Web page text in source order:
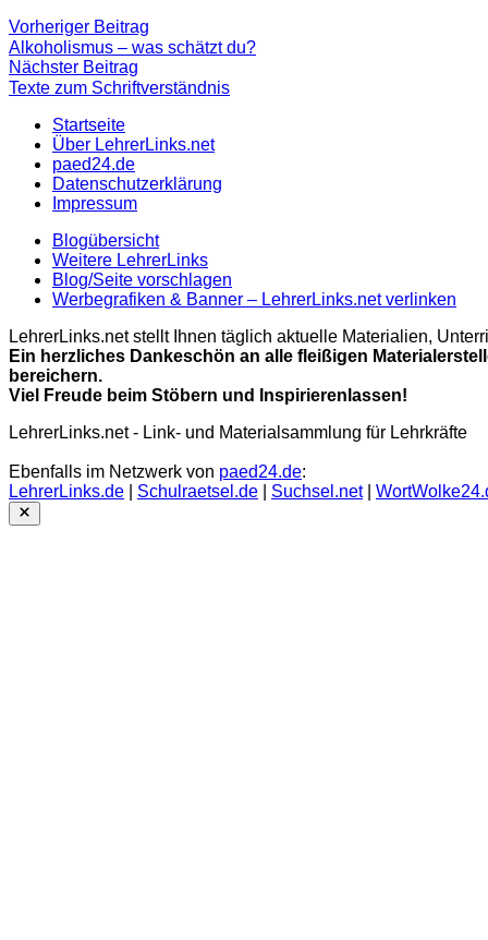
Beitragsnavigation
Vorheriger Beitrag
Beitrag:
Alkoholismus – was schätzt du?
Nächster Beitrag
Beitrag
Texte zum Schriftverständnis
Startseite
Über LehrerLinks.net
paed24.de
Datenschutzerklärung
Impressum
Blogübersicht
Weitere LehrerLinks
Blog/Seite vorschlagen
Werbegrafiken & Banner – LehrerLinks.net verlinken
LehrerLinks.net stellt Ihnen täglich aktuelle Materialien,
Ein herzliches Dankeschön an alle fleißigen
bereichern.
Viel Freude beim Stöbern und Inspirierenlassen!
LehrerLinks.net - Link- und Materialsammlung für Lehrkräfte
Ebenfalls im Netzwerk von paed24.de:
LehrerLinks.de
Schulraetsel.de Suchsel.net|
Close